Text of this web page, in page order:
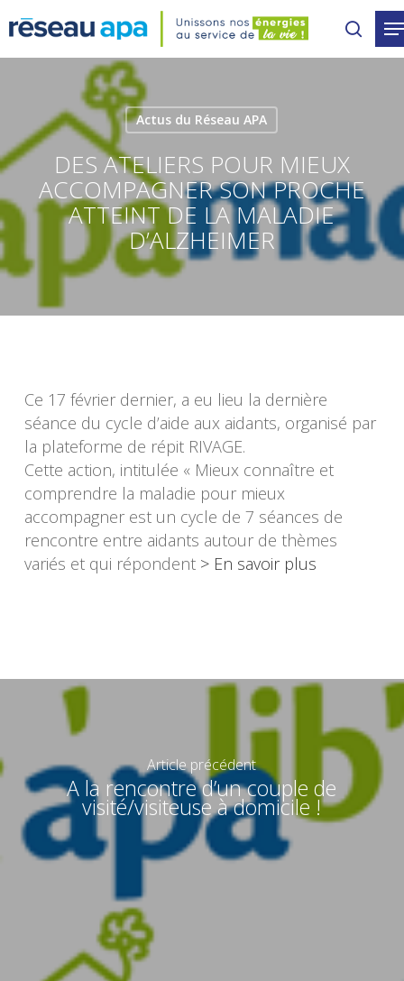
to
main
Actus du Réseau APA
DES ATELIERS POUR MIEUX
ACCOMPAGNER SON PROCHE
ATTEINT DE LA MALADIE
D’ALZHEIMER
Ce 17 février dernier, a eu lieu la dernière
séance du cycle d’aide aux aidants, organisé par
la plateforme de répit RIVAGE.
Cette action, intitulée « Mieux connaître et
comprendre la maladie pour mieux
accompagner est un cycle de 7 séances de
rencontre entre aidants autour de thèmes
variés et qui répondent > En savoir plus
Article précédent
A la rencontre d’un couple de
visité/visiteuse à domicile !